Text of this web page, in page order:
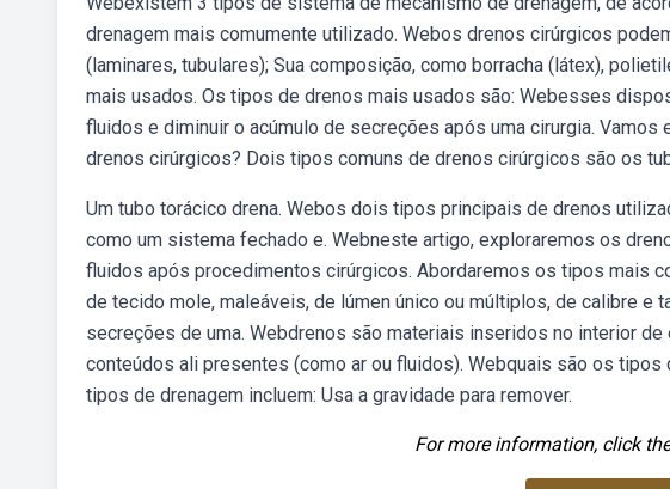
drenagem mais comumente utilizado. Webos drenos cirúrgicos
(laminares, tubulares); Sua composição, como borracha (látex),
mais usados. Os tipos de drenos mais usados são: Webesses
fluidos e diminuir o acúmulo de secreções após uma cirurgia.
drenos cirúrgicos? Dois tipos comuns de drenos cirúrgicos são os
Um tubo torácico drena. Webos dois tipos principais de drenos
como um sistema fechado e. Webneste artigo, exploraremos os
fluidos após procedimentos cirúrgicos. Abordaremos os tipos mais
de tecido mole, maleáveis, de lúmen único ou múltiplos, de calibre e
secreções de uma. Webdrenos são materiais inseridos no interior
conteúdos ali presentes (como ar ou fluidos). Webquais são os tipos
tipos de drenagem incluem: Usa a gravidade para remover.
For more information, click